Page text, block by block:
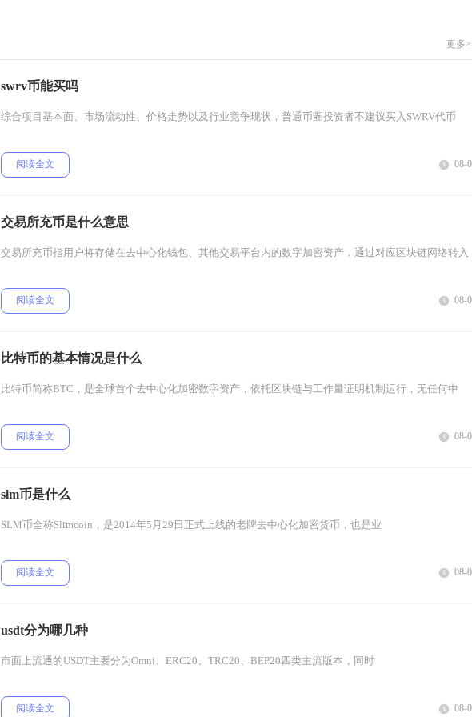
更多
swrv币能买吗
综合项目基本面、市场流动性、价格走势以及行业竞争现状，普通币圈投资者不建议买入SWRV代币
阅读全文 08-
交易所充币是什么意思
交易所充币指用户将存储在去中心化钱包、其他交易平台内的数字加密资产，通过对应区块链网络转入
阅读全文 08-
比特币的基本情况是什么
比特币简称BTC，是全球首个去中心化加密数字资产，依托区块链与工作量证明机制运行，无任何中
阅读全文 08-
slm币是什么
SLM币全称Slimcoin，是2014年5月29日正式上线的老牌去中心化加密货币，也是业
阅读全文 08-
usdt分为哪几种
市面上流通的USDT主要分为Omni、ERC20、TRC20、BEP20四类主流版本，同时
阅读全文 08-